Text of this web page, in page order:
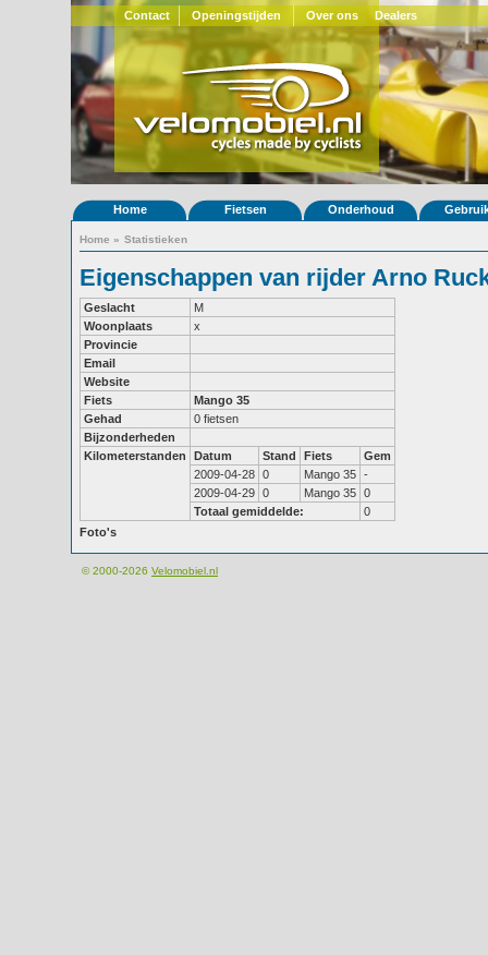
Contact Openingstijden Over ons Dealers
Home Fietsen Onderhoud
Home » Statistieken
Eigenschappen van rijder Arno
Geslacht
M
Woonplaats
x
Provincie
Email
Website
Fiets
Mango 35
Gehad
0 fietsen
Bijzonderheden
Kilometerstanden
Datum Stand Fiets
Gem
2009-04-28 0 Mango 35 -
2009-04-29 0 Mango 35 0
Totaal gemiddelde:
0
Foto's
© 2000-2026 Velomobiel.nl